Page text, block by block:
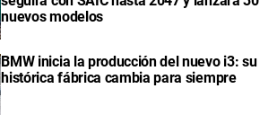
nuevos modelos
BMW inicia la producción del nuevo i3: su
histórica fábrica cambia para siempre